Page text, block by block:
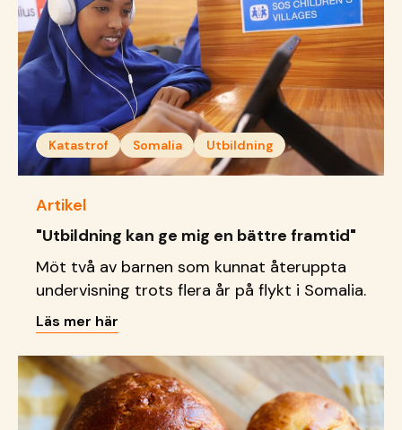
Katastrof Somalia Utbildning
Artikel
"Utbildning kan ge mig en bättre framtid"
Möt två av barnen som kunnat återuppta
undervisning trots flera år på flykt i Somalia.
Läs mer här